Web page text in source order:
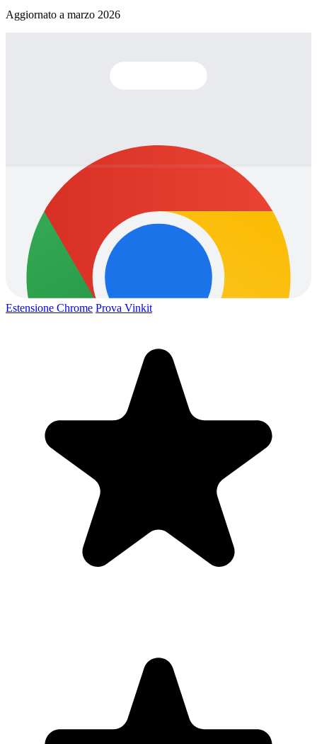
Aggiornato a marzo 2026
Estensione Chrome Prova Vinkit